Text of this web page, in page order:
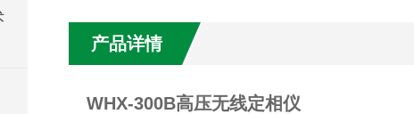
产品详情
WHX-300B高压无线定相仪